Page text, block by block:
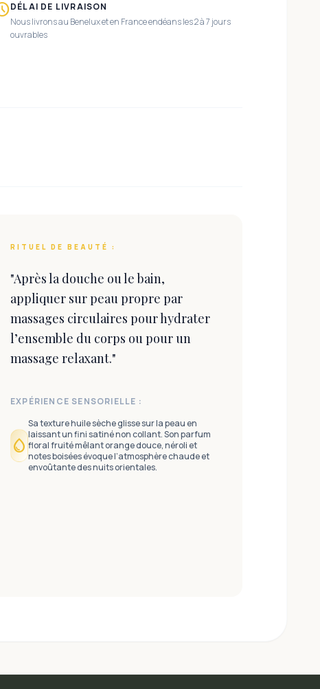
DÉLAI DE LIVRAISON
Nous livrons au Benelux et en France endéans les 2 à 7 jours
ouvrables
RITUEL DE BEAUTÉ :
"Après la douche ou le bain,
appliquer sur peau propre par
massages circulaires pour hydrater
l’ensemble du corps ou pour un
massage relaxant."
EXPÉRIENCE SENSORIELLE :
water_drop
Sa texture huile sèche glisse sur la peau en
laissant un fini satiné non collant. Son parfum
floral fruité mêlant orange douce, néroli et
notes boisées évoque l’atmosphère chaude et
envoûtante des nuits orientales.